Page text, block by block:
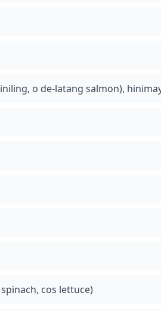
o de-latang salmon),
cos lettuce)